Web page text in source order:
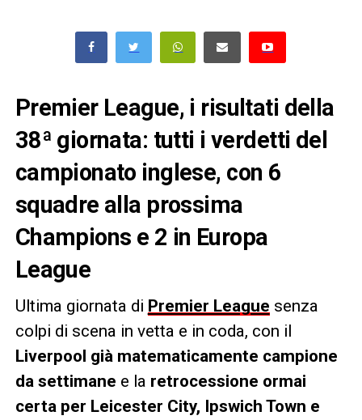
Premier League, i risultati della
38ª giornata: tutti i verdetti del
campionato inglese, con 6
squadre alla prossima
Champions e 2 in Europa
League
Ultima giornata di Premier League senza
colpi di scena in vetta e in coda, con il
Liverpool già matematicamente campione
da settimane e la retrocessione ormai
certa per Leicester City, Ipswich Town e